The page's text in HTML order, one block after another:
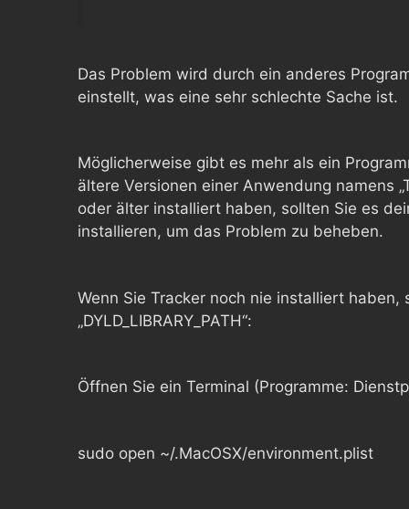
Das Problem wird durch ein anderes
einstellt, was eine sehr schlechte Sache ist.
Möglicherweise gibt es mehr als ein
ältere Versionen einer Anwendung namens
oder älter installiert haben, sollten Sie es
installieren, um das Problem zu beheben.
Wenn Sie Tracker noch nie installiert
„DYLD_LIBRARY_PATH“:
Öffnen Sie ein Terminal (Programme:
sudo open ~/.MacOSX/environment.plist